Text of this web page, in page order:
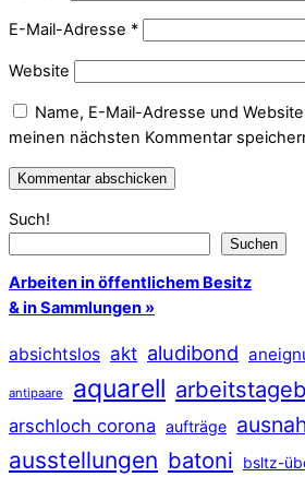
E-Mail-Adresse *
Website
Name, E-Mail-Adresse und
meinen nächsten Kommentar
Such!
Suchen
Arbeiten in öffentlichem Besitz
& in Sammlungen »
absichtslos akt aludibond
antipaare aquarell
arschloch corona aufträge
ausstellungen batoni bsltz-